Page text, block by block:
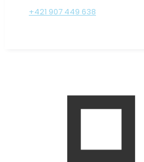
+421 907 449 638